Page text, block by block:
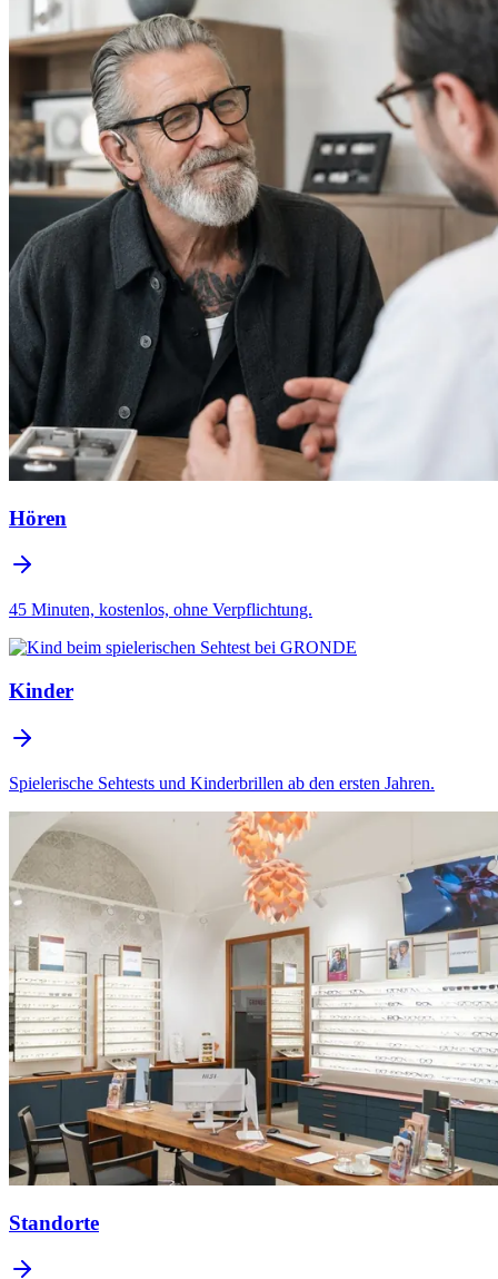
Hören
45 Minuten, kostenlos, ohne Verpflichtung.
Kinder
Spielerische Sehtests und Kinderbrillen ab den ersten Jahren.
Standorte